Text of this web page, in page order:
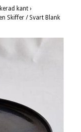
kant ›
Skiffer / Svart Blank